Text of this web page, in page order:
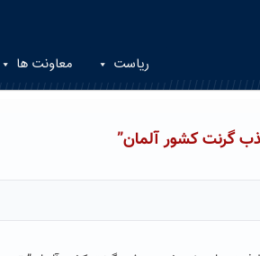
ریاست معاونت ها
گرنت کشور آلمان”